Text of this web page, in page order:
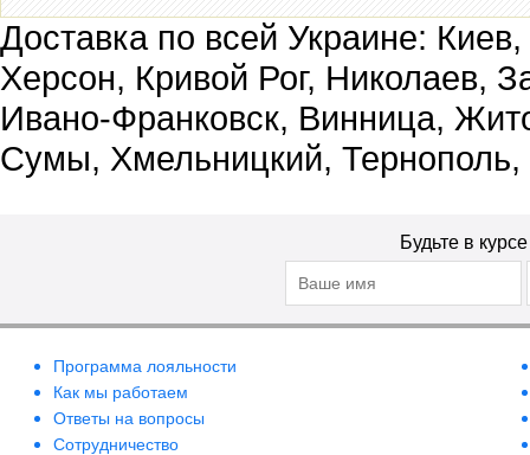
Доставка по всей Украине:
Херсон, Кривой Рог, Николаев,
Ивано-Франковск, Винница,
Сумы, Хмельницкий, Тернополь,
Будьте в
Программа лояльности
Как мы работаем
Ответы на вопросы
Сотрудничество